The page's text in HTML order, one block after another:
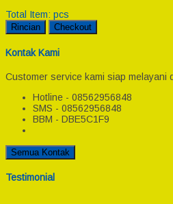
Total Item: pcs
Rincian Checkout
Kontak Kami
Customer service kami siap melayani
Hotline - 08562956848
SMS - 08562956848
BBM - DBE5C1F9
Semua Kontak
Testimonial